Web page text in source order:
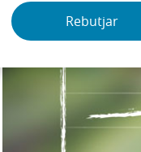
en finestra nova)
Rebutjar